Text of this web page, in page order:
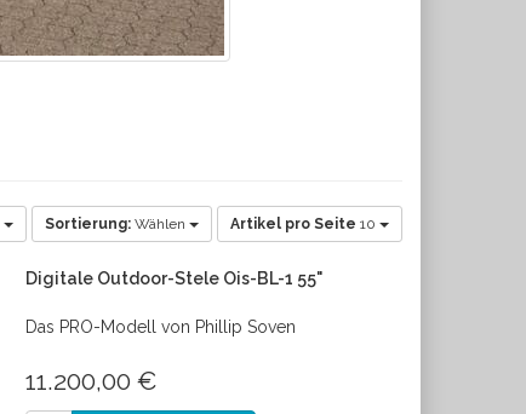
Sortierung: Wählen Artikel pro Seite 10
Digitale Outdoor-Stele Ois-BL-1 55"
Das PRO-Modell von Phillip Soven
11.200,00 €